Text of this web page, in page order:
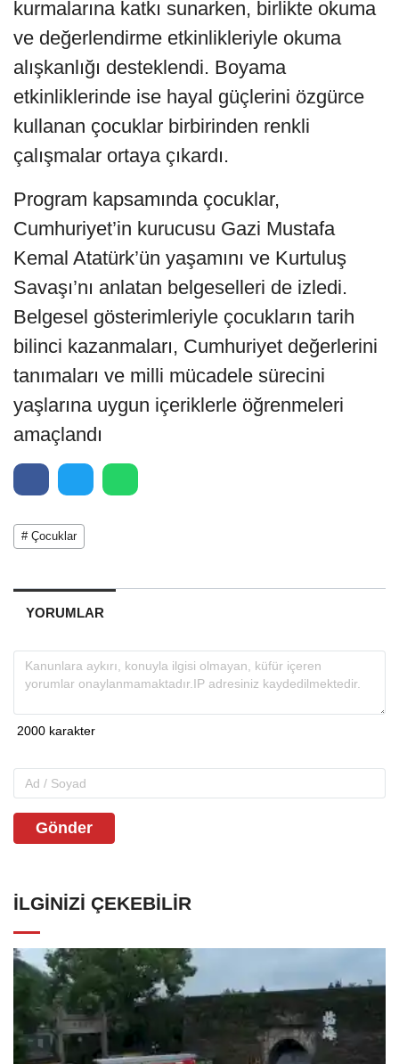
kurmalarına katkı sunarken, birlikte okuma
ve değerlendirme etkinlikleriyle okuma
alışkanlığı desteklendi. Boyama
etkinliklerinde ise hayal güçlerini özgürce
kullanan çocuklar birbirinden renkli
çalışmalar ortaya çıkardı.
Program kapsamında çocuklar,
Cumhuriyet’in kurucusu Gazi Mustafa
Kemal Atatürk’ün yaşamını ve Kurtuluş
Savaşı’nı anlatan belgeselleri de izledi.
Belgesel gösterimleriyle çocukların tarih
bilinci kazanmaları, Cumhuriyet değerlerini
tanımaları ve milli mücadele sürecini
yaşlarına uygun içeriklerle öğrenmeleri
amaçlandı
# Çocuklar
YORUMLAR
Gönder
İLGINIZI ÇEKEBILIR